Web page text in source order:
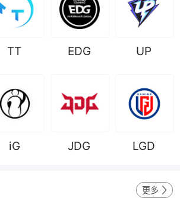
TT EDG UP
iG JDG LGD
更多